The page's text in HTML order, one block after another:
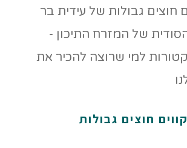
קווים חוצים גבולות